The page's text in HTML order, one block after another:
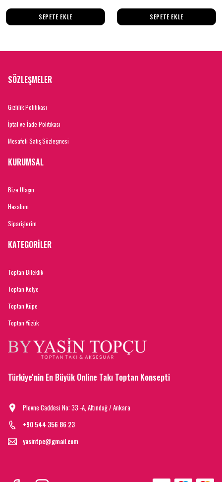
SEPETE EKLE SEPETE EKLE
SÖZLEŞMELER
Gizlilik Politikası
İptal ve İade Politikası
Mesafeli Satış Sözleşmesi
KURUMSAL
Bize Ulaşın
Hesabım
Siparişlerim
KATEGORİLER
Toptan Bileklik
Toptan Kolye
Toptan Küpe
Toptan Yüzük
Türkiye'nin En Büyük Online Takı Toptan Konsepti
Plevne Caddesi No: 33 -A, Altındağ / Ankara
+90 544 356 86 23
yasintpc@gmail.com